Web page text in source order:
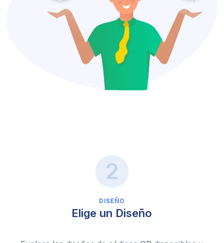
DISEÑO
Elige un Diseño